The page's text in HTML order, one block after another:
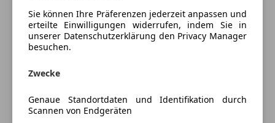
Klimaanlage
Klimaautomatik
Lederlenkrad
Multifunktionslenkrad
Regensensor
Preisbewertung
Mehr anzeigen
Versicherung
Kfz-Versicherung
Sie können Ihre Präferenzen jederzeit anpassen und
erteilte Einwilligungen widerrufen, indem Sie in
unserer Datenschutzerklärung den Privacy Manager
besuchen.
Zwecke
Genaue Standortdaten und Identifikation durch
Scannen von Endgeräten